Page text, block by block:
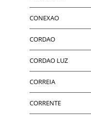
CONEXAO
CORDAO
CORDAO LUZ
CORREIA
CORRENTE